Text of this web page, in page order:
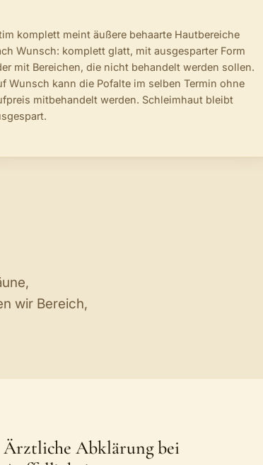
komplett meint äußere behaarte Hautbereiche
Wunsch: komplett glatt, mit ausgesparter Form
mit Bereichen, die nicht behandelt werden sollen.
Wunsch kann die Pofalte im selben Termin ohne
mitbehandelt werden. Schleimhaut bleibt
wir Bereich,
Ärztliche Abklärung bei